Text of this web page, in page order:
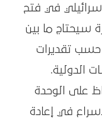
في فتح
سيحتاج ما بين
حسب تقديرات
الدولية.
على الوحدة
في إعادة